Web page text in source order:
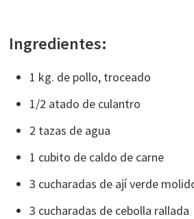
Ingredientes:
1 kg. de pollo, troceado
1/2 atado de culantro
2 tazas de agua
1 cubito de caldo de carne
3 cucharadas de ají verde
3 cucharadas de cebolla rallada